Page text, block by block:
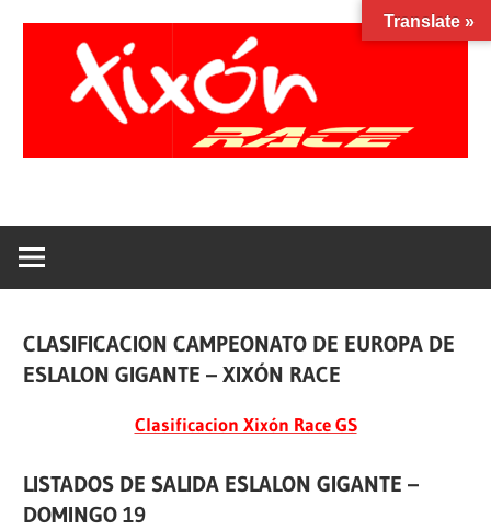
CLASIFICACION CAMPEONATO DE EUROPA DE
ESLALON GIGANTE – XIXÓN RACE
Clasificacion Xixón Race GS
LISTADOS DE SALIDA ESLALON GIGANTE –
DOMINGO 19
Translate »